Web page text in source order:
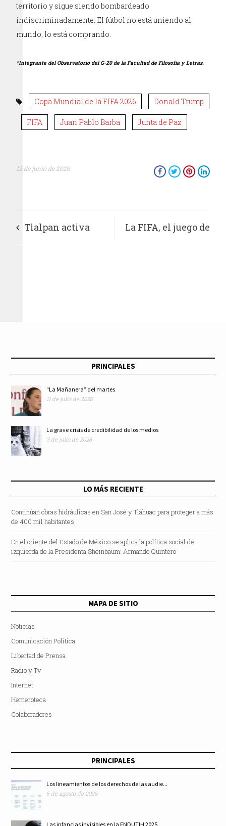
territorio y sigue siendo bombardeado
indiscriminadamente. El fútbol no está uniendo al
mundo; lo está comprando.
*Integrante del Observatorio del G-20 de la Facultad de Filosofía y Letras.
Copa Mundial de la FIFA 2026 Donald Trump
FIFA Juan Pablo Barba Junta de Paz
12 de junio de 2026
Tlalpan activa La FIFA, el juego de
PRINCIPALES
"La Mañanera” del martes
11 de julio de 2026
La grave crisis de credibilidad de los medios
3 de julio de 2026
LO MÁS RECIENTE
Continúan obras hidráulicas en San José y Tláhuac para proteger a más
de 400 mil habitantes
En el oriente del Estado de México se aplica la política social de
izquierda de la Presidenta Sheinbaum: Armando Quintero
MAPA DE SITIO
Noticias
Comunicación Política
Libertad de Prensa
Radio y Tv
Internet
Hemeroteca
Colaboradores
PRINCIPALES
Los lineamientos de los derechos de las audie...
5 de agosto de 2026
Las infancias invisibles en la ENDUTIH 2025